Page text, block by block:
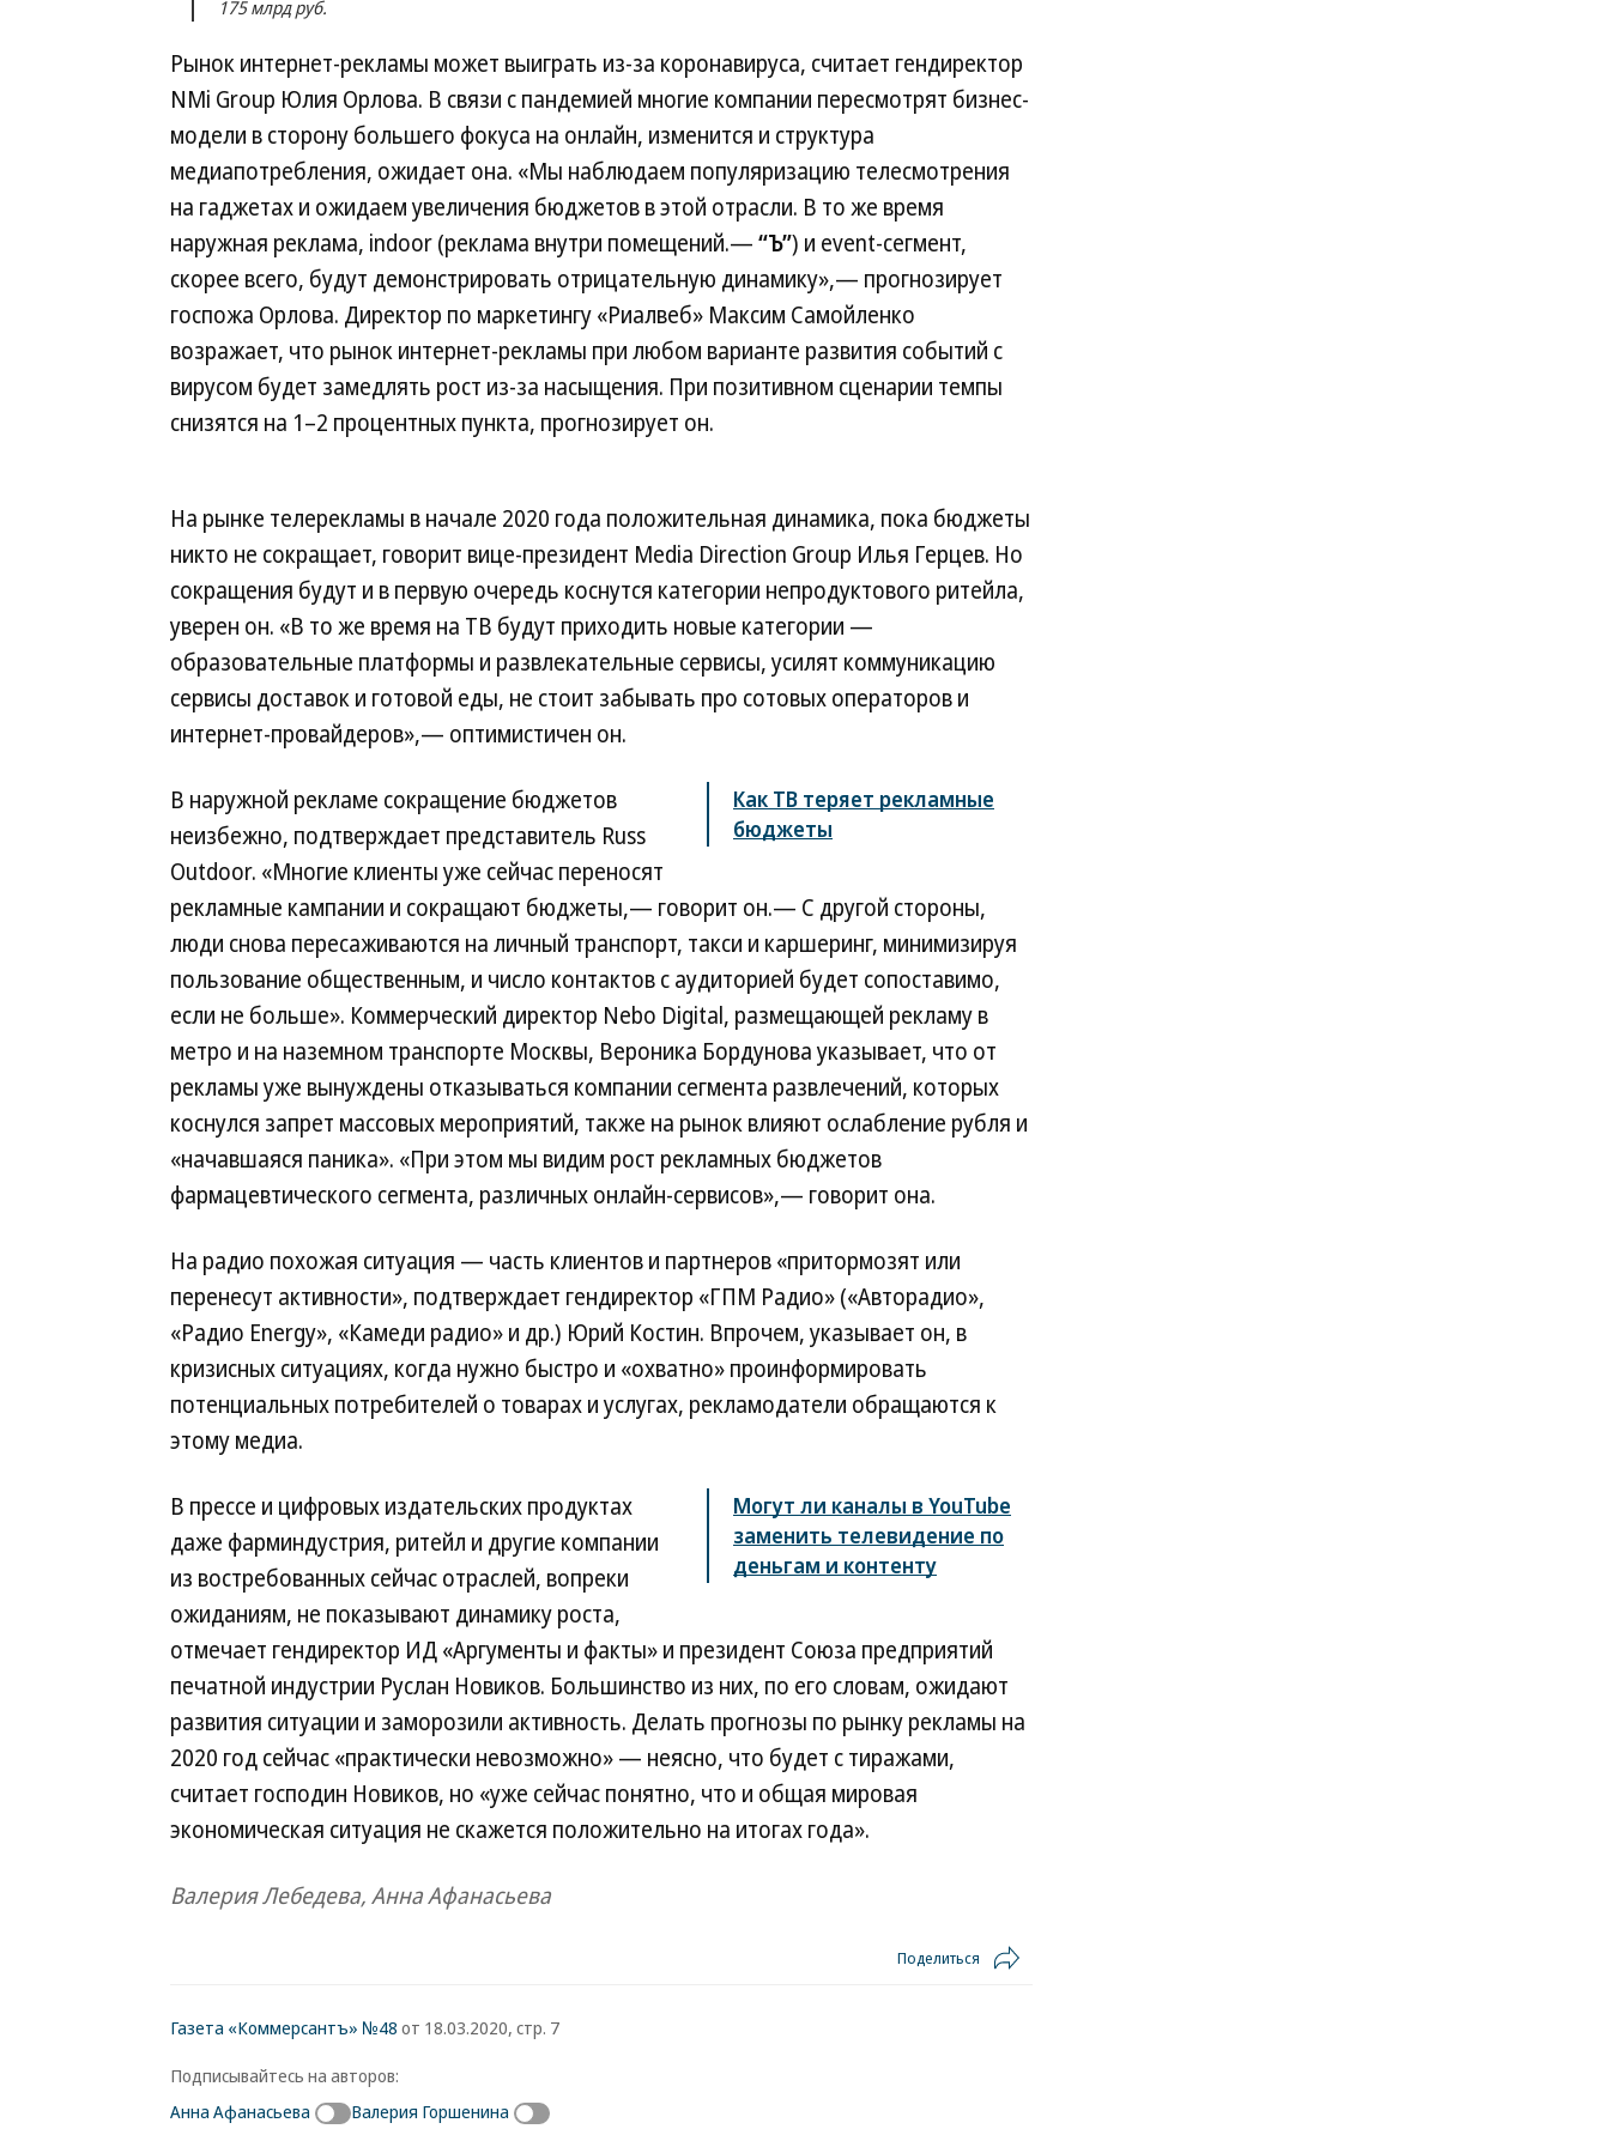
175 млрд руб.
Рынок интернет-рекламы может выиграть из-за коронавируса, считает гендиректор
NMi Group Юлия Орлова. В связи с пандемией многие компании пересмотрят бизнес-
модели в сторону большего фокуса на онлайн, изменится и структура
медиапотребления, ожидает она. «Мы наблюдаем популяризацию телесмотрения
на гаджетах и ожидаем увеличения бюджетов в этой отрасли. В то же время
наружная реклама, indoor (реклама внутри помещений.—“Ъ”) и event-сегмент,
скорее всего, будут демонстрировать отрицательную динамику»,— прогнозирует
госпожа Орлова. Директор по маркетингу «Риалвеб» Максим Самойленко
возражает, что рынок интернет-рекламы при любом варианте развития событий с
вирусом будет замедлять рост из-за насыщения. При позитивном сценарии темпы
снизятся на 1–2 процентных пункта, прогнозирует он.
На рынке телерекламы в начале 2020 года положительная динамика, пока бюджеты
никто не сокращает, говорит вице-президент Media Direction Group Илья Герцев. Но
сокращения будут и в первую очередь коснутся категории непродуктового ритейла,
уверен он. «В то же время на ТВ будут приходить новые категории —
образовательные платформы и развлекательные сервисы, усилят коммуникацию
сервисы доставок и готовой еды, не стоит забывать про сотовых операторов и
интернет-провайдеров»,— оптимистичен он.
Как ТВ теряет рекламные
бюджеты
В наружной рекламе сокращение бюджетов
неизбежно, подтверждает представитель Russ
Outdoor. «Многие клиенты уже сейчас переносят
рекламные кампании и сокращают бюджеты,— говорит он.— С другой стороны,
люди снова пересаживаются на личный транспорт, такси и каршеринг, минимизируя
пользование общественным, и число контактов с аудиторией будет сопоставимо,
если не больше». Коммерческий директор Nebo Digital, размещающей рекламу в
метро и на наземном транспорте Москвы, Вероника Бордунова указывает, что от
рекламы уже вынуждены отказываться компании сегмента развлечений, которых
коснулся запрет массовых мероприятий, также на рынок влияют ослабление рубля и
«начавшаяся паника». «При этом мы видим рост рекламных бюджетов
фармацевтического сегмента, различных онлайн-сервисов»,— говорит она.
На радио похожая ситуация — часть клиентов и партнеров «притормозят или
перенесут активности», подтверждает гендиректор «ГПМ Радио» («Авторадио»,
«Радио Energy», «Камеди радио» и др.) Юрий Костин. Впрочем, указывает он, в
кризисных ситуациях, когда нужно быстро и «охватно» проинформировать
потенциальных потребителей о товарах и услугах, рекламодатели обращаются к
этому медиа.
Могут ли каналы в YouTube
заменить телевидение по
деньгам и контенту
В прессе и цифровых издательских продуктах
даже фарминдустрия, ритейл и другие компании
из востребованных сейчас отраслей, вопреки
ожиданиям, не показывают динамику роста,
отмечает гендиректор ИД «Аргументы и факты» и президент Союза предприятий
печатной индустрии Руслан Новиков. Большинство из них, по его словам, ожидают
развития ситуации и заморозили активность. Делать прогнозы по рынку рекламы на
2020 год сейчас «практически невозможно» — неясно, что будет с тиражами,
считает господин Новиков, но «уже сейчас понятно, что и общая мировая
экономическая ситуация не скажется положительно на итогах года».
Валерия Лебедева, Анна Афанасьева
Поделиться
Газета «Коммерсантъ» №48 от 18.03.2020, стр. 7
Подписывайтесь на авторов:
Анна Афанасьева
Валерия Горшенина